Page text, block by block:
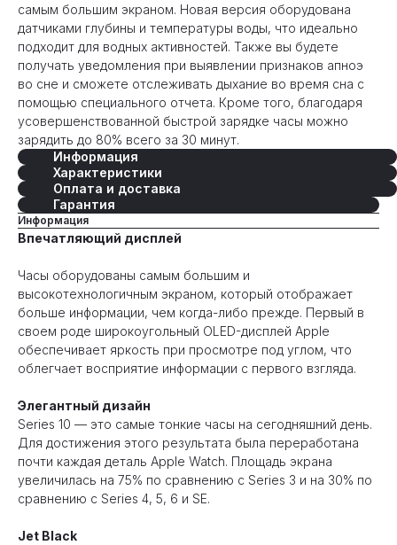
самым большим экраном. Новая версия оборудована
датчиками глубины и температуры воды, что идеально
подходит для водных активностей. Также вы будете
получать уведомления при выявлении признаков апноэ
во сне и сможете отслеживать дыхание во время сна с
помощью специального отчета. Кроме того, благодаря
усовершенствованной быстрой зарядке часы можно
зарядить до 80% всего за 30 минут.
Информация
Характеристики
Оплата и доставка
Гарантия
Информация
Впечатляющий дисплей
Часы оборудованы самым большим и
высокотехнологичным экраном, который отображает
больше информации, чем когда-либо прежде. Первый в
своем роде широкоугольный OLED-дисплей Apple
обеспечивает яркость при просмотре под углом, что
облегчает восприятие информации с первого взгляда.
Элегантный дизайн
Series 10 — это самые тонкие часы на сегодняшний день.
Для достижения этого результата была переработана
почти каждая деталь Apple Watch. Площадь экрана
увеличилась на 75% по сравнению с Series 3 и на 30% по
сравнению с Series 4, 5, 6 и SE.
Jet Black